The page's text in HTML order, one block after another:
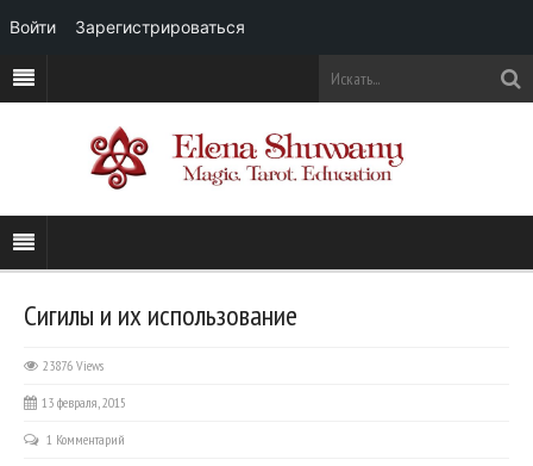
Сигилы и их использование
23876 Views
13 февраля, 2015
1 Комментарий
Войти Зарегистрироваться